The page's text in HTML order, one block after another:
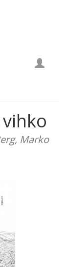
Marko